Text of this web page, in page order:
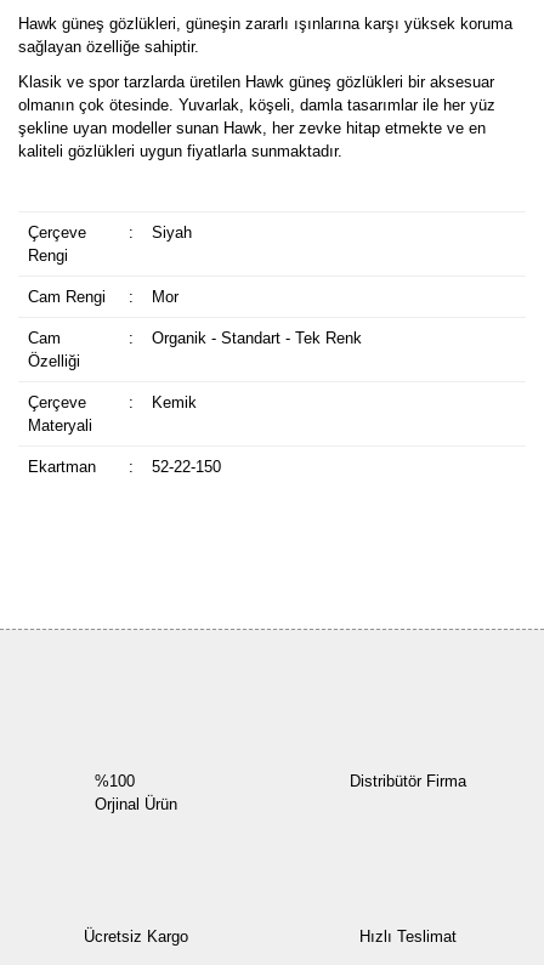
Hawk güneş gözlükleri, güneşin zararlı ışınlarına karşı yüksek koruma
sağlayan özelliğe sahiptir.
Klasik ve spor tarzlarda üretilen Hawk güneş gözlükleri bir aksesuar
olmanın çok ötesinde. Yuvarlak, köşeli, damla tasarımlar ile her yüz
şekline uyan modeller sunan Hawk, her zevke hitap etmekte ve en
kaliteli gözlükleri uygun fiyatlarla sunmaktadır.
Çerçeve
Rengi
: Siyah
Cam Rengi : Mor
Cam
Özelliği
: Organik - Standart - Tek Renk
Çerçeve
Materyali
: Kemik
Ekartman : 52-22-150
%100
Orjinal Ürün
Distribütör Firma
Ücretsiz Kargo Hızlı Teslimat